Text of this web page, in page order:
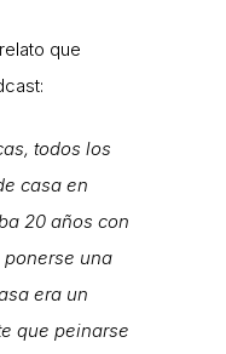
que
todos los
casa en
20 años con
una
era un
que peinarse